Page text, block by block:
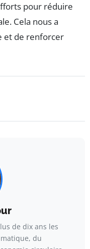
pour réduire
Cela nous a
et de renforcer
de dix ans les
du